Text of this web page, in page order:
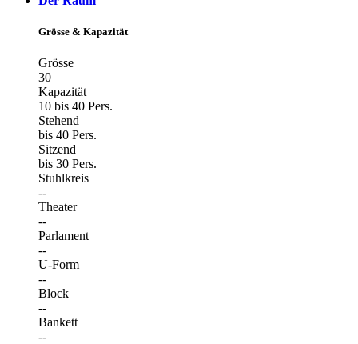
Grösse & Kapazität
Grösse
30
Kapazität
10 bis 40 Pers.
Stehend
bis 40 Pers.
Sitzend
bis 30 Pers.
Stuhlkreis
--
Theater
--
Parlament
--
U-Form
--
Block
--
Bankett
--